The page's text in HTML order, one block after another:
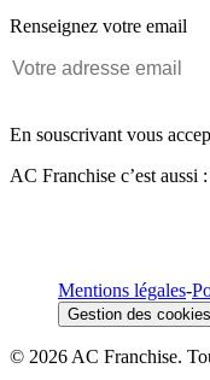
Renseignez votre email
En souscrivant vous
AC Franchise c’est aussi :
Mentions légales-
Gestion des cookies
© 2026 AC Franchise.